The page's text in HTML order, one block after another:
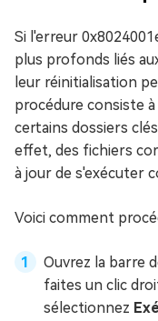
Si l'erreur
plus profonds liés
leur réinitialisation
procédure consiste
certains dossiers
effet, des fichiers
à jour de s'exécuter
Voici comment
Ouvrez la barre
faites un clic
sélectionnez